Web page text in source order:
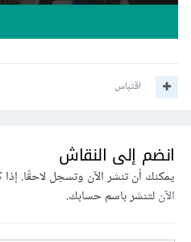
اقتباس
انضم إلى النقاش
يمكنك أن تنشر الآن وتسجل لاحقًا.
الآنلتنشر باسم حسابك.